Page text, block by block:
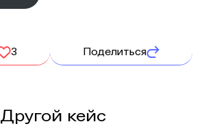
3 Поделиться
Другой кейс